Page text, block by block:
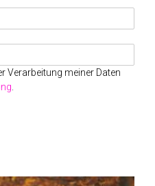
Verarbeitung meiner Daten
.